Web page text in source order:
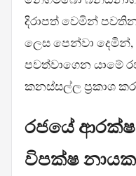
දිරාපත් වෙමින්
ලෙස පෙන්වා
පවත්වාගෙන යාමේ
කනස්සල්ල ප්‍රකාශ
රජයේ
විපක්ෂ